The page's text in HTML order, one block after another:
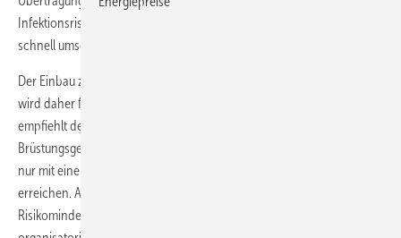
Infektionsrisiko zu minimieren, sind anlässlich der kalten Jahreszeit
schnell umsetzbare Lösungen gefragt.
Der Einbau zentraler Lüftungsanlagen ist zeit- und kostenintensiv und
wird daher für die aktuelle Pandemie zu spät kommen. Der VDI
empfiehlt deshalb den Einsatz dezentraler Geräte, wie Fassaden- und
Brüstungsgeräte sowie
nur mit einer maschinellen Lüftung mit 100 % frischer Außenluft zu
erreichen. Außerdem weist der VDI darauf hin, dass eine signifikante
Risikominderung nur durch eine Kombination technischer und